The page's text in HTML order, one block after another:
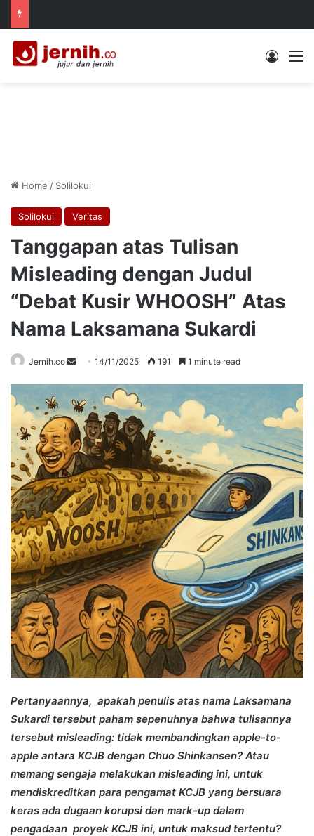
Log In
Home / Solilokui
Solilokui Veritas
Tanggapan atas Tulisan
Misleading dengan Judul
“Debat Kusir WHOOSH” Atas
Nama Laksamana Sukardi
Jernih.co
Send
email
14/11/2025 191 1 minute read
Pertanyaannya, apakah penulis atas nama Laksamana
Sukardi tersebut paham sepenuhnya bahwa tulisannya
tersebut misleading: tidak membandingkan apple-to-
apple antara KCJB dengan Chuo Shinkansen? Atau
memang sengaja melakukan misleading ini, untuk
mendiskreditkan para pengamat KCJB yang bersuara
keras ada dugaan korupsi dan mark-up dalam
pengadaan proyek KCJB ini, untuk maksud tertentu?